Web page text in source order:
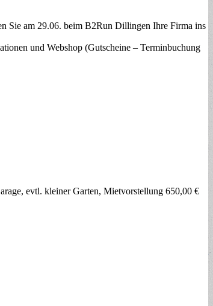
Sie am 29.06. beim B2Run Dillingen Ihre Firma ins
und Webshop (Gutscheine – Terminbuchung
evtl. kleiner Garten, Mietvorstellung 650,00 €